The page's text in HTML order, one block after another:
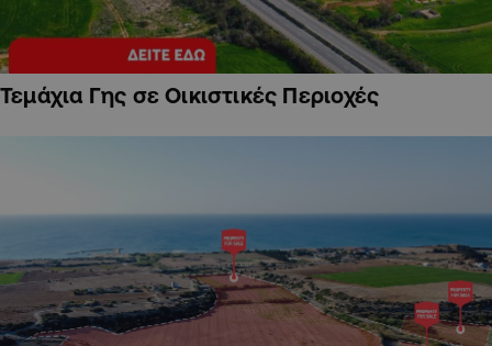
Τεμάχια Γης σε Οικιστικές Περιοχές